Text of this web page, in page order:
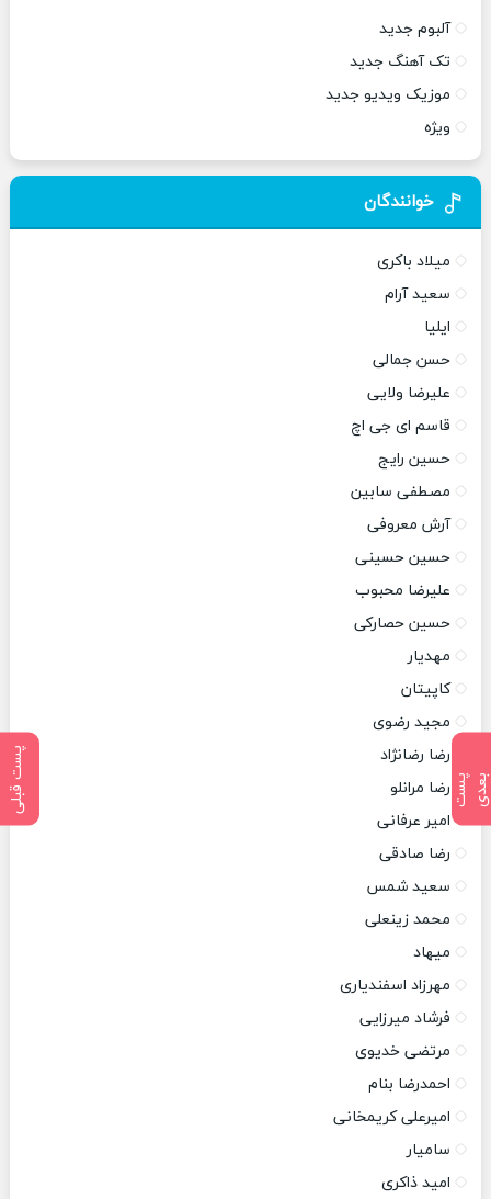
پ
س
ت
ب
ع
د ی پست قبلی
آلبوم جدید
تک آهنگ جدید
موزیک ویدیو جدید
ویژه
خوانندگان
میلاد باکری
سعید آرام
ایلیا
حسن جمالی
علیرضا ولایی
قاسم ای جی اچ
حسین رایج
مصطفی سابین
آرش معروفی
حسین حسینی
علیرضا محبوب
حسین حصارکی
مهدیار
کاپیتان
مجید رضوی
رضا رضانژاد
رضا مرانلو
امیر عرفانی
رضا صادقی
سعید شمس
محمد زینعلی
میهاد
مهرزاد اسفندیاری
فرشاد میرزایی
مرتضی خدیوی
احمدرضا بنام
امیرعلی کریمخانی
سامیار
امید ذاکری